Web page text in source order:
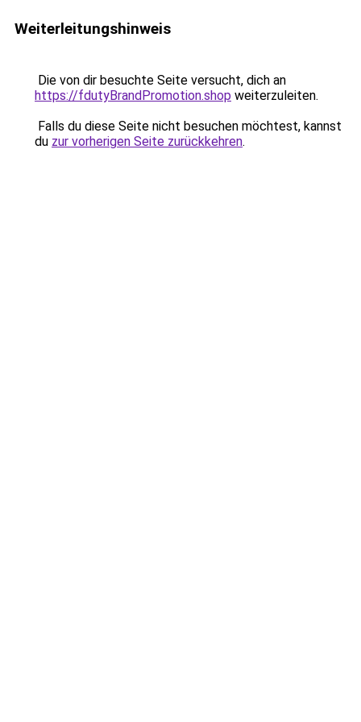
Weiterleitungshinweis
Die von dir besuchte Seite versucht, dich an
https://fdutyBrandPromotion.shop weiterzuleiten.
Falls du diese Seite nicht besuchen möchtest, kannst
du zur vorherigen Seite zurückkehren.